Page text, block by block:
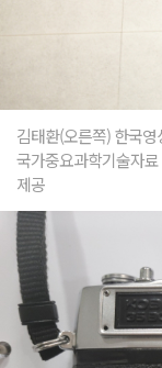
김태환(오른쪽) 한국
국가중요과학기술자
제공